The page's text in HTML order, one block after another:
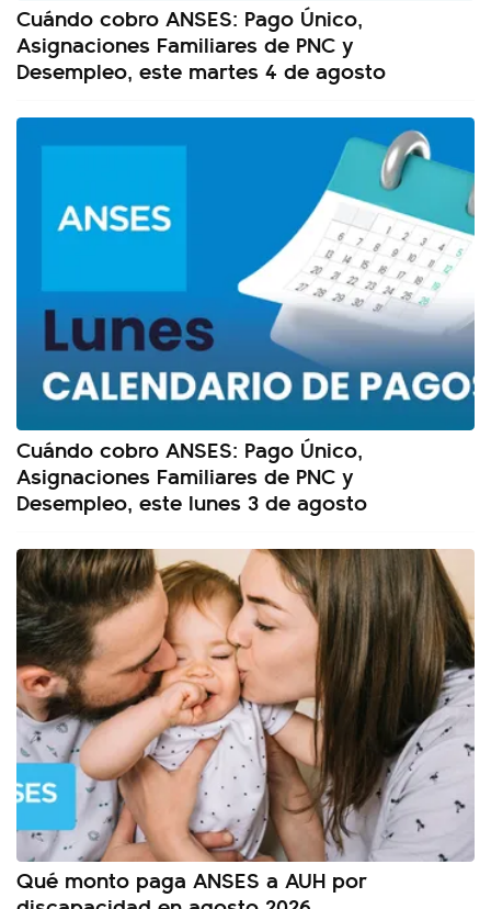
Cuándo cobro ANSES: Pago Único,
Asignaciones Familiares de PNC y
Desempleo, este martes 4 de agosto
Cuándo cobro ANSES: Pago Único,
Asignaciones Familiares de PNC y
Desempleo, este lunes 3 de agosto
Qué monto paga ANSES a AUH por